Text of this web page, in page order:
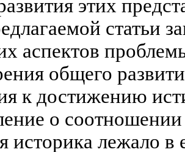
этих
статьи
аспектов
общего
к достижению
о
лежало в